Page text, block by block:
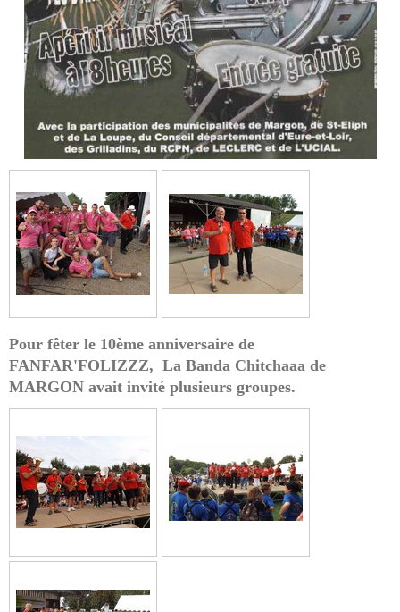
Pour fêter le 10ème anniversaire de
FANFAR'FOLIZZZ, La Banda Chitchaaa de
MARGON avait invité plusieurs groupes.